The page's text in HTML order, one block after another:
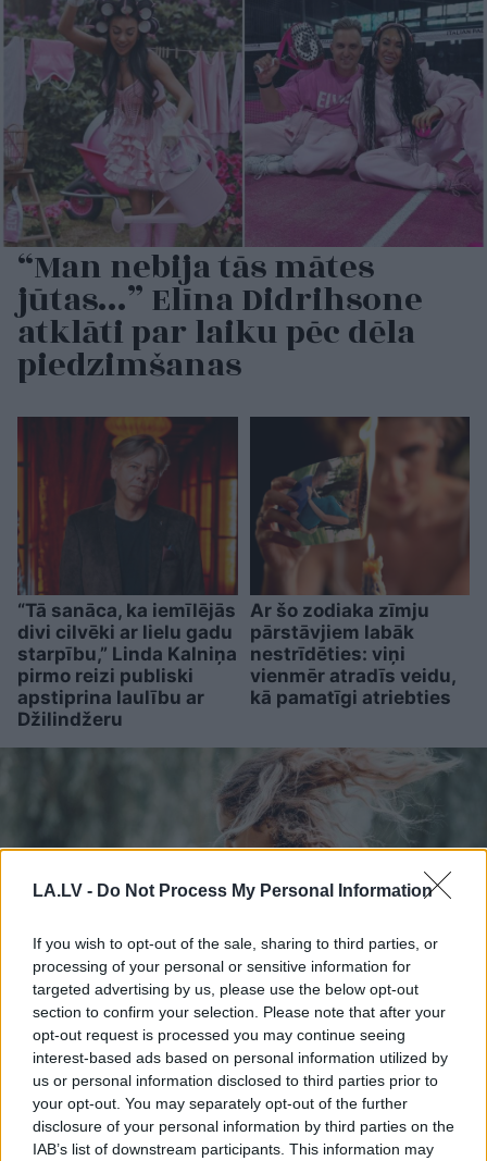
LA.LV - Do Not Process My Personal Information
If you wish to opt-out of the sale, sharing to third parties, or
processing of your personal or sensitive information for
targeted advertising by us, please use the below opt-out
section to confirm your selection. Please note that after your
opt-out request is processed you may continue seeing
interest-based ads based on personal information utilized by
us or personal information disclosed to third parties prior to
your opt-out. You may separately opt-out of the further
disclosure of your personal information by third parties on the
IAB’s list of downstream participants. This information may
“Man nebija tās mātes
jūtas…” Elīna Didrihsone
atklāti par laiku pēc dēla
piedzimšanas
“Tā sanāca, ka iemīlējās
divi cilvēki ar lielu gadu
starpību,” Linda Kalniņa
pirmo reizi publiski
apstiprina laulību ar
Džilindžeru
Ar šo zodiaka zīmju
pārstāvjiem labāk
nestrīdēties: viņi
vienmēr atradīs veidu,
kā pamatīgi atriebties
Horoskopi8. augustam.
Šodien centies neļaut
emocijām pārāk spēcīgi